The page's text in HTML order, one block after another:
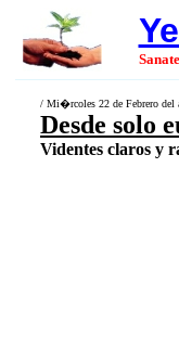
/ Mi�rcoles 22 de Febrero del
Desde solo
Videntes claros y